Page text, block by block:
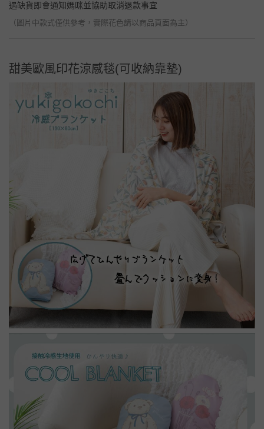
遇缺貨即會通知媽咪並協助取消退款事宜
（圖片中款式僅供參考，實際花色請以商品頁面為主）
甜美歐風印花涼感毯(可收納靠墊)